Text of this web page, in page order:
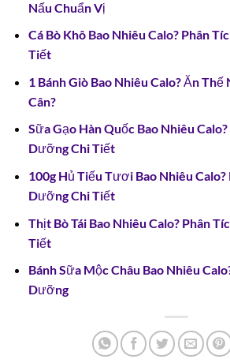
Nấu Chuẩn Vị
Cá Bò Khô Bao Nhiêu Calo? Phân
Tiết
1 Bánh Giò Bao Nhiêu Calo? Ăn Thế
Cân?
Sữa Gạo Hàn Quốc Bao Nhiêu
Dưỡng Chi Tiết
100g Hủ Tiếu Tươi Bao Nhiêu Calo?
Dưỡng Chi Tiết
Thịt Bò Tái Bao Nhiêu Calo? Phân
Tiết
Bánh Sữa Mộc Châu Bao Nhiêu
Dưỡng